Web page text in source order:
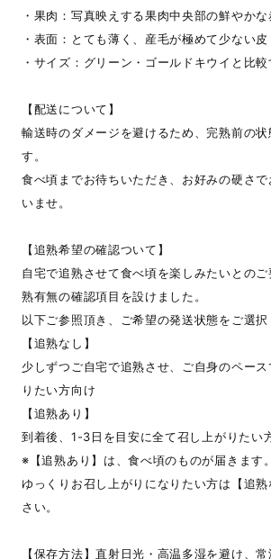
・果肉：写真映えする果肉中央部の鮮やかな
・表面：とても薄く、産毛が極めて少ない皮
・サイズ：グリーン・ゴールドキウイと比
【配送について】
輸送時のダメージを避けるため、完熟前の状
す。
食べ頃までお待ちいただき、お好みの硬さ
いませ。
【追熟希望の確認ついて】
自宅で追熟させて食べ頃を楽しみたいとの
熟有無の確認項目を設けました。
以下ご参照頂き、ご希望の発送状態をご選択
【追熟なし】
少しずつご自宅で追熟させ、ご自身のペー
りたい方向け
【追熟あり】
到着後、1-3日を目安に全て召し上がりたい
※【追熟あり】は、食べ頃のものが届きます。
ゆっくりお召し上がりになりたい方は【追
さい。
【保存方法】直射日光・高温多湿を避け、